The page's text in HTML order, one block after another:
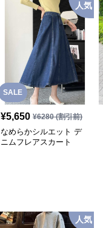
SALE
人気
¥5,650 ¥6280(割引前)
なめらかシルエット デ
ニムフレアスカート
人気